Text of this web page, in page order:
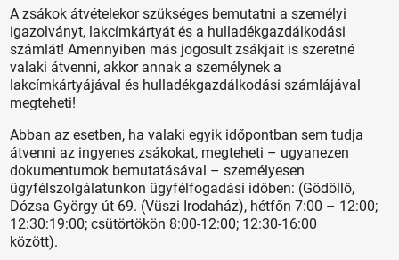
A zsákok átvételekor szükséges bemutatni a személyi
igazolványt, lakcímkártyát és a hulladékgazdálkodási
számlát! Amennyiben más jogosult zsákjait is szeretné
valaki átvenni, akkor annak a személynek a
lakcímkártyájával és hulladékgazdálkodási számlájával
megteheti!
Abban az esetben, ha valaki egyik időpontban sem tudja
átvenni az ingyenes zsákokat, megteheti – ugyanezen
dokumentumok bemutatásával – személyesen
ügyfélszolgálatunkon ügyfélfogadási időben: (Gödöllő,
Dózsa György út 69. (Vüszi Irodaház), hétfőn 7:00 – 12:00;
12:30:19:00; csütörtökön 8:00-12:00; 12:30-16:00
között).